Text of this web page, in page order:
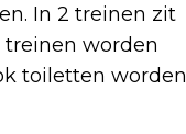
In 2 treinen zit
treinen worden
toiletten worden